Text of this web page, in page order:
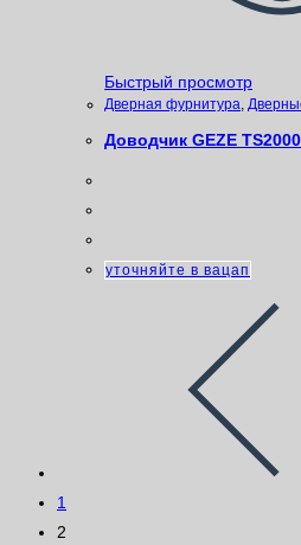
Быстрый просмотр
Дверная фурнитура,
Доводчик GEZE TS2000
уточняйте в вацап
1
2